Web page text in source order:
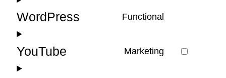
WordPress Functional
service
YouTube Marketing
Consent